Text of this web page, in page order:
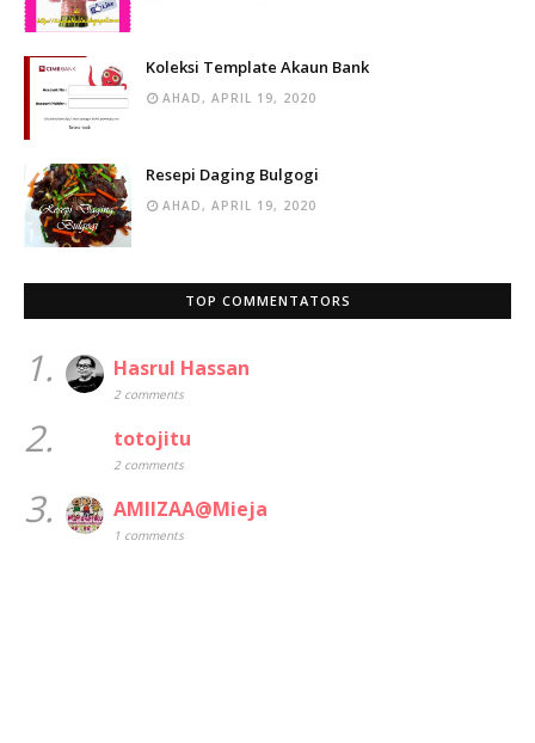
Koleksi Template Akaun Bank
AHAD, APRIL 19, 2020
Resepi Daging Bulgogi
AHAD, APRIL 19, 2020
TOP COMMENTATORS
1. Hasrul Hassan
2 comments
2. totojitu
2 comments
3. AMIIZAA@Mieja
1 comments